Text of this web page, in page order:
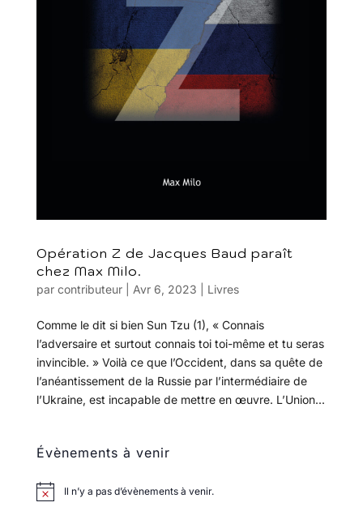
Opération Z de Jacques Baud paraît
chez Max Milo.
par contributeur| Avr 6, 2023 Livres
Comme le dit si bien Sun Tzu (1), « Connais
l’adversaire et surtout connais toi toi-même et tu seras
invincible. » Voilà ce que l’Occident, dans sa quête de
l’anéantissement de la Russie par l’intermédiaire de
l’Ukraine, est incapable de mettre en œuvre. L’Union...
Évènements à venir
Il n’y a pas d’évènements à venir.